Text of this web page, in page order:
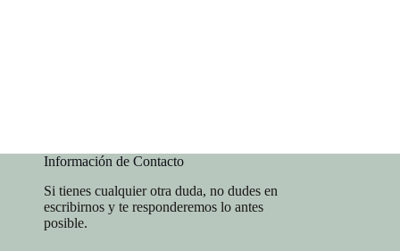
Información de Contacto
Si tienes cualquier otra duda, no dudes en
escribirnos y te responderemos lo antes
posible.